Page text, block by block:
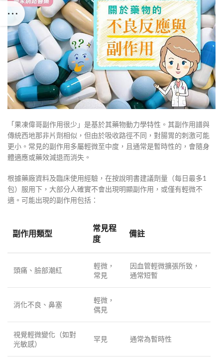
「果凍偉哥副作用很少」是基於其藥物動力學特性。其副作用譜與
傳統西地那非片劑相似，但由於吸收路徑不同，對腸胃的刺激可能
更小。常見的副作用多屬輕微至中度，且通常是暫時性的，會隨身
體適應或藥效減退而消失。
根據藥廠資料及臨床使用經驗，在按說明書建議劑量（每日最多1
包）服用下，大部分人確實不會出現明顯副作用，或僅有輕微不
適。可能出現的副作用包括：
副作用類型
常見程
度
備註
頭痛、臉部潮紅
輕微，
常見
因血管輕微擴張所致，
通常短暫
消化不良、鼻塞
輕微，
偶見
視覺輕微變化（如對
光敏感）
罕見 通常為暫時性